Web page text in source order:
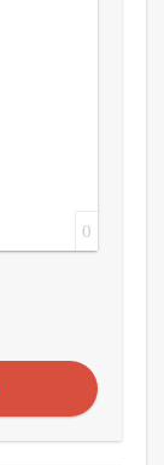
0